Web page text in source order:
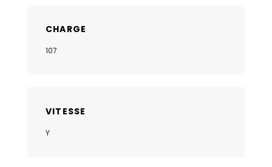
CHARGE
107
VITESSE
Y